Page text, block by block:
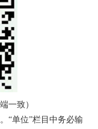
一致）
“单位”栏目中务必输